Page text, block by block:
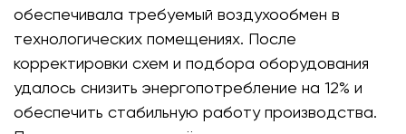
обеспечивала требуемый воздухообмен в
технологических помещениях. После
корректировки схем и подбора оборудования
удалось снизить энергопотребление на 12% и
обеспечить стабильную работу производства.